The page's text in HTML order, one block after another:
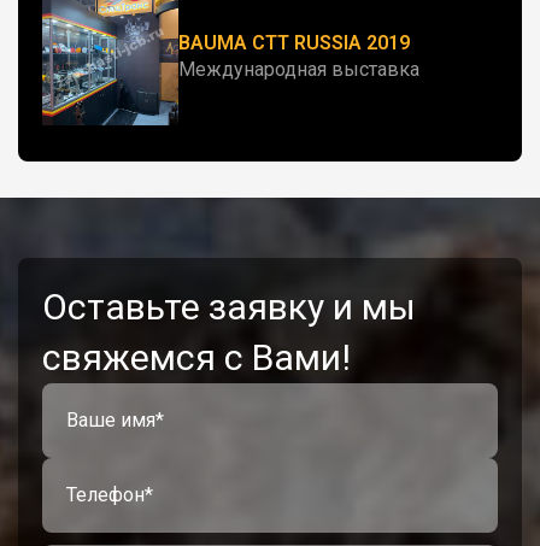
BAUMA CTT RUSSIA 2019
Международная выставка
Оставьте заявку и мы
свяжемся с Вами!